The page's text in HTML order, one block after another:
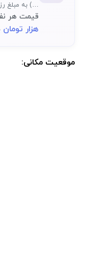
…) به مبلغ
قیمت هر
هزار تومان
موقعیت مکانی: